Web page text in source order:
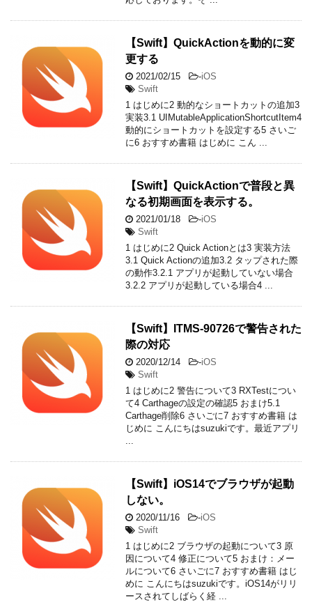
【Swift】QuickActionを動的に変
更する
2021/02/15 -iOS
Swift
1 はじめに2 動的なショートカットの追加3
実装3.1 UIMutableApplicationShortcutItem4
動的にショートカットを設定する5 さいご
に6 おすすめ書籍 はじめに こん ...
【Swift】QuickActionで普段と異
なる初期画面を表示する。
2021/01/18 -iOS
Swift
1 はじめに2 Quick Actionとは3 実装方法
3.1 Quick Actionの追加3.2 タップされた際
の動作3.2.1 アプリが起動していない場合
3.2.2 アプリが起動している場合4 ...
【Swift】ITMS-90726で警告された
際の対応
2020/12/14 -iOS
Swift
1 はじめに2 警告について3 RXTestについ
て4 Carthageの設定の確認5 おまけ5.1
Carthage削除6 さいごに7 おすすめ書籍 は
じめに こんにちはsuzukiです。最近アプリ
【Swift】iOS14でブラウザが起動
しない。
2020/11/16 -iOS
Swift
1 はじめに2 ブラウザの起動について3 原
因について4 修正について5 おまけ：メー
ルについて6 さいごに7 おすすめ書籍 はじ
めに こんにちはsuzukiです。iOS14がリリ
ースされてしばらく経 ...